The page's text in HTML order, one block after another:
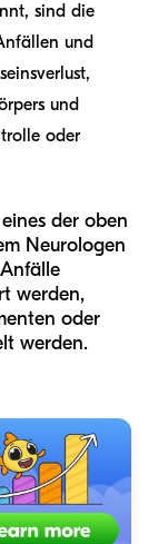
sind die
und
und
oder
der oben
Neurologen
werden,
oder
werden.